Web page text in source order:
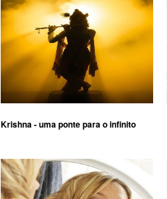
Krishna - uma ponte para o infinito